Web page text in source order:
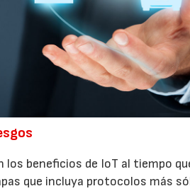
beneficios de IoT al tiempo
que incluya protocolos más